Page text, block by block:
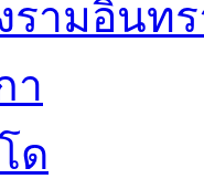
รามอินท
า
ด